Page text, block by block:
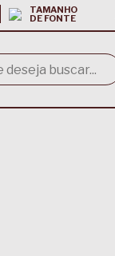
TAMANHO
DE FONTE